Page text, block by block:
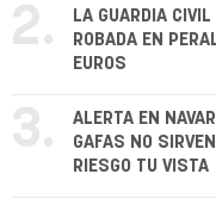
2.
LA GUARDIA
ROBADA EN
EUROS
3.
ALERTA EN
GAFAS NO
RIESGO TU VISTA